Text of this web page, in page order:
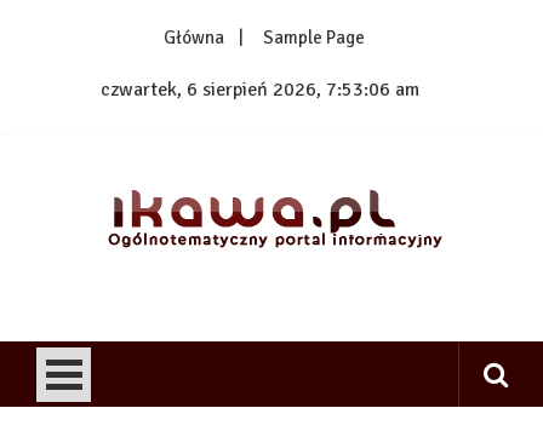
Główna Sample Page
czwartek, 6 sierpień 2026, 7:53:07 am